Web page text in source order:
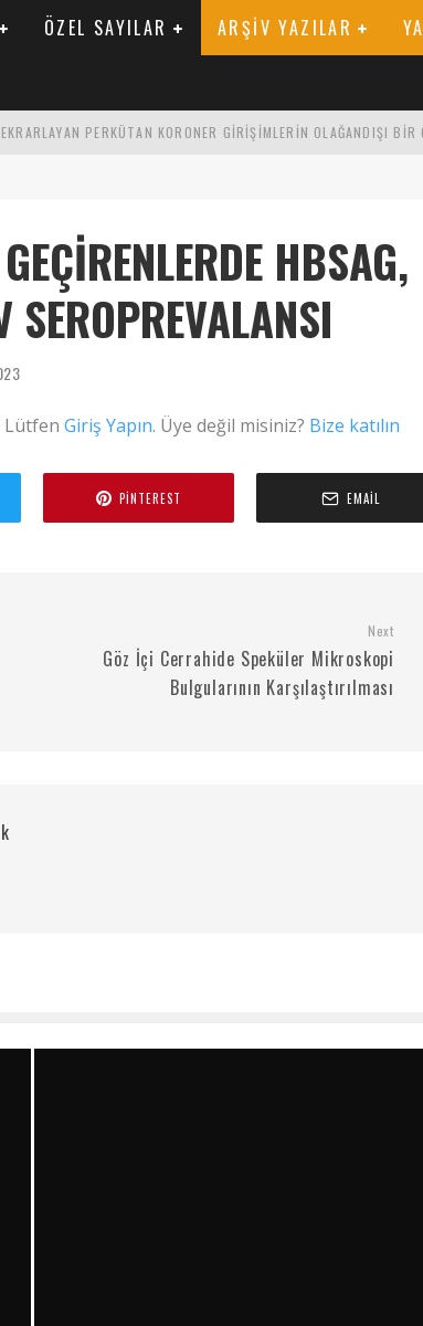
ÖZEL SAYILAR ARŞIV YAZILAR
PERKÜTAN KORONER GIRIŞIMLERIN OLAĞANDIŞI BIR
TRIGLISERID/HDL ORANININ DEĞERLENDIRILMESI
HBSAG,
Lütfen Giriş Yapın. Üye değil misiniz? Bize katılın
PINTEREST EMAIL
Next
Göz İçi Cerrahide Speküler Mikroskopi
Bulgularının Karşılaştırılması